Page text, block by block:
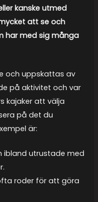
kanske utmed
att se och
har med sig många
och uppskattas av
på aktivitet och var
kajaker att välja
på det du
är:
ibland utrustade med
roder för att göra